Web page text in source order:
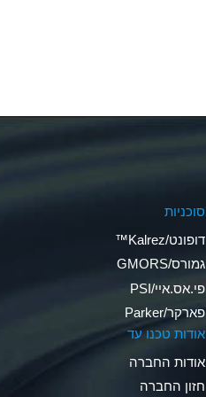
סוכניות
דופונט/Kalrez™
גמורס/GMORS
פי.אס.איי/PSI
פארקר/Parker
אודות טכנו עד
אודות החברה
חזון החברה